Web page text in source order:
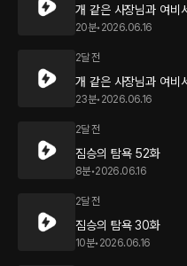
개 같은 사장님과 여비
20분• 2026.06.16
2달 전
개 같은 사장님과 여비
23분• 2026.06.16
2달 전
짐승의 탐욕 52화
8분•2026.06.16
2달 전
짐승의 탐욕 30화
10분• 2026.06.16